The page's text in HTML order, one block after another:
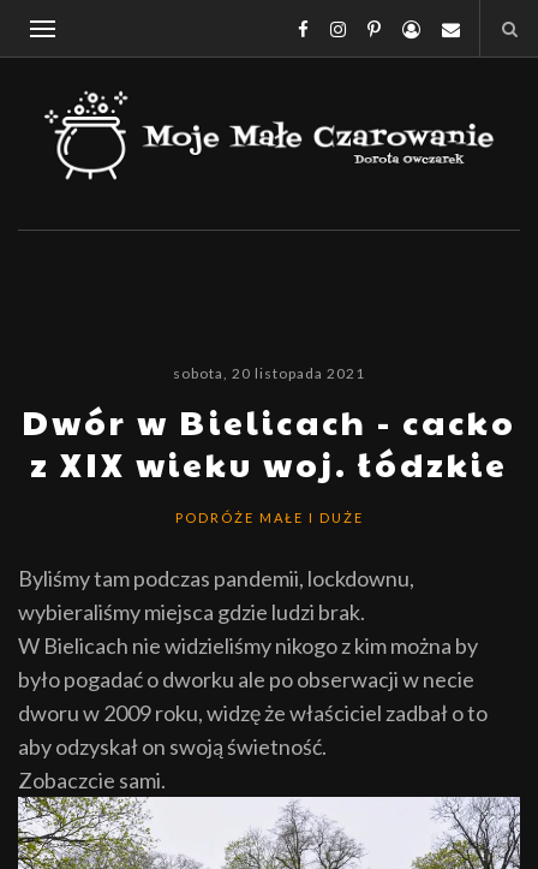
sobota, 20 listopada 2021
Dwór w Bielicach - cacko
z XIX wieku woj. łódzkie
PODRÓŻE MAŁE I DUŻE
Byliśmy tam podczas pandemii, lockdownu,
wybieraliśmy miejsca gdzie ludzi brak.
W Bielicach nie widzieliśmy nikogo z kim można by
było pogadać o dworku ale po obserwacji w necie
dworu w 2009 roku, widzę że właściciel zadbał o to
aby odzyskał on swoją świetność.
Zobaczcie sami.